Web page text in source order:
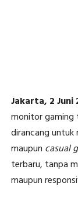
Jakarta, 2 Juni
monitor gaming
dirancang untuk
maupun casual
terbaru, tanpa
maupun